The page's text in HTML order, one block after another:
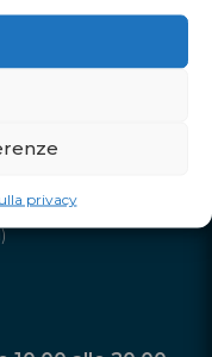
privacy